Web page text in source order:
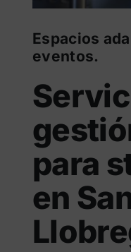
Espacios
eventos.
para
en